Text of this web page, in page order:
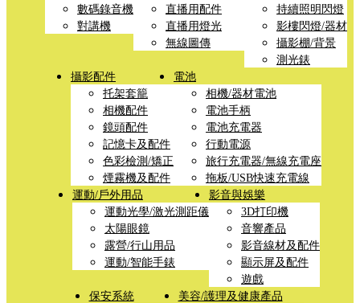
數碼錄音機
對講機
直播用配件
直播用燈光
無線圖傳
持續照明閃燈
影樓閃燈/器材
攝影棚/背景
測光錶
攝影配件
托架套籠
相機配件
鏡頭配件
記憶卡及配件
色彩檢測/矯正
煙霧機及配件
電池
相機/器材電池
電池手柄
電池充電器
行動電源
旅行充電器/無線充電座
拖板/USB快速充電線
運動/戶外用品
運動光學/激光測距儀
太陽眼鏡
露營/行山用品
運動/智能手錶
影音與娛樂
3D打印機
音響產品
影音線材及配件
顯示屏及配件
遊戲
保安系統
美容/護理及健康產品